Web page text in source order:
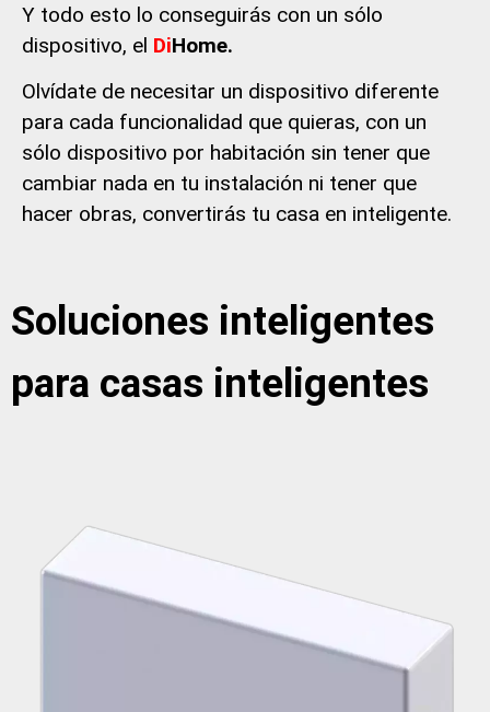
Y todo esto lo conseguirás con un sólo
dispositivo, el DiHome.
Olvídate de necesitar un dispositivo diferente
para cada funcionalidad que quieras, con un
sólo dispositivo por habitación sin tener que
cambiar nada en tu instalación ni tener que
hacer obras, convertirás tu casa en inteligente.
Soluciones inteligentes
para casas inteligentes